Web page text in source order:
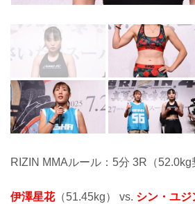
RIZIN MMAルール：5分 3R（52.0kg
伊澤星花（51.45kg） vs. シン・ユジ